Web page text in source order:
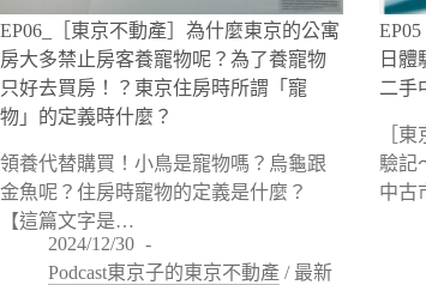
EP06_［東京不動產］為什麼東京的公寓
房大多禁止房客養寵物呢？為了養寵物
只好去買房！？東京住房時所謂「寵
物」的定義時什麼？
領養代替購買！小鳥是寵物嗎？烏龜跟
金魚呢？住房時寵物的定義是什麼？
【這篇文字是…
2024/12/30
Podcast東京子的東京不動產 / 最新
日體
二手
［
驗記
中古